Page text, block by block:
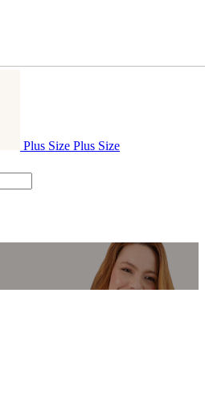
Plus Size Plus Size